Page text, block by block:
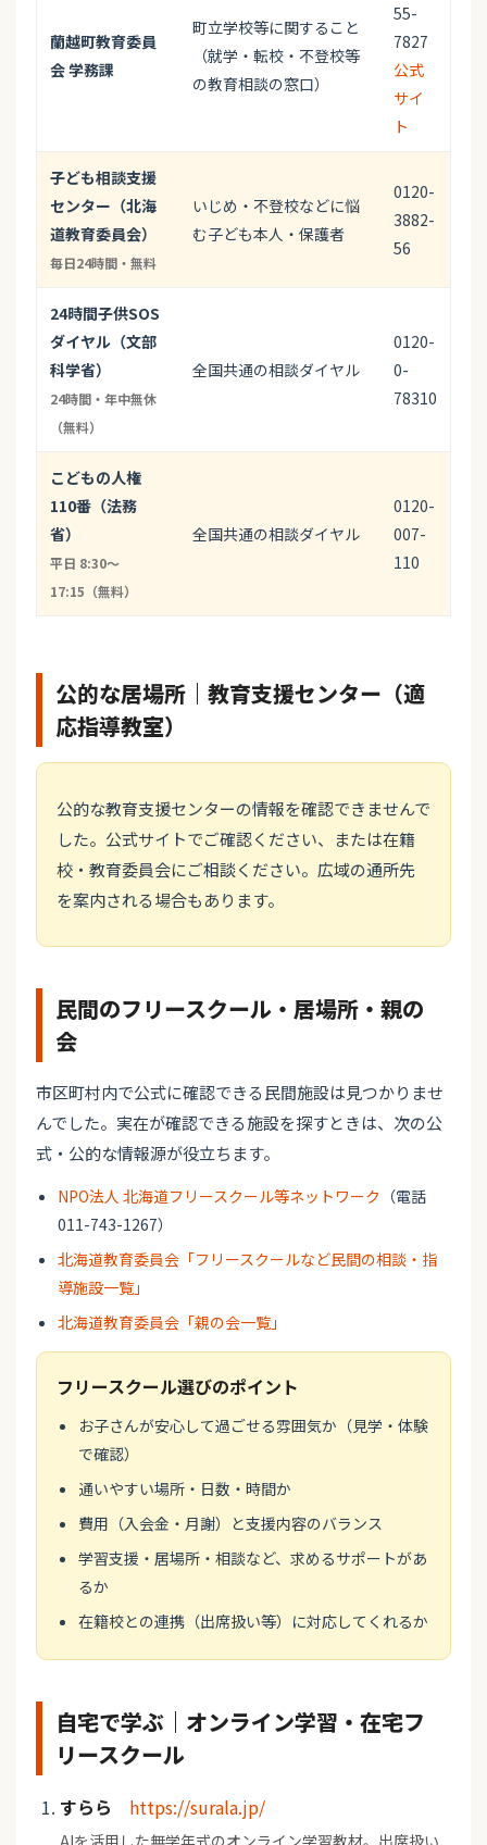
蘭越町教育委員
会 学務課
町立学校等に関すること
（就学・転校・不登校等
の教育相談の窓口）
55-
7827
公式
サイ
ト
子ども相談支援
センター（北海
道教育委員会）
毎日24時間・無料
いじめ・不登校などに悩
む子ども本人・保護者
0120-
3882-
56
24時間子供SOS
ダイヤル（文部
科学省）
24時間・年中無休
（無料）
全国共通の相談ダイヤル
0120-
0-
78310
こどもの人権
110番（法務
省）
平日 8:30〜
17:15（無料）
全国共通の相談ダイヤル
0120-
007-
110
公的な居場所｜教育支援センター（適
応指導教室）
公的な教育支援センターの情報を確認できませんで
した。公式サイトでご確認ください、または在籍
校・教育委員会にご相談ください。広域の通所先
を案内される場合もあります。
民間のフリースクール・居場所・親の
会
市区町村内で公式に確認できる民間施設は見つかりませ
んでした。実在が確認できる施設を探すときは、次の公
式・公的な情報源が役立ちます。
NPO法人 北海道フリースクール等ネットワーク （電話
011-743-1267）
北海道教育委員会「フリースクールなど民間の相談・指
導施設一覧」
北海道教育委員会「親の会一覧」
フリースクール選びのポイント
お子さんが安心して過ごせる雰囲気か（見学・体験
で確認）
通いやすい場所・日数・時間か
費用（入会金・月謝）と支援内容のバランス
学習支援・居場所・相談など、求めるサポートがあ
るか
在籍校との連携（出席扱い等）に対応してくれるか
自宅で学ぶ｜オンライン学習・在宅フ
リースクール
すらら https://surala.jp/